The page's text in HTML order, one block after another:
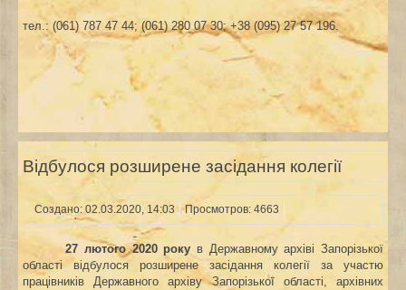
тел.: (061) 787 47 44; (061) 280 07 30; +38 (095) 27 57 196.
Відбулося розширене засідання колегії
Создано: 02.03.2020, 14:03 Просмотров: 4663
27 лютого 2020 року в Державному архіві Запорізької
області відбулося розширене засідання колегії за участю
працівників Державного архіву Запорізької області, архівних